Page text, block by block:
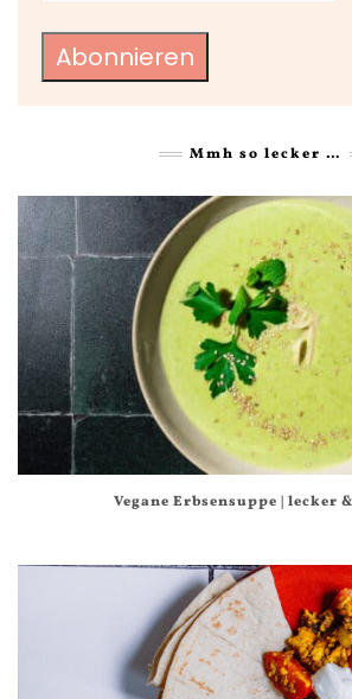
Abonnieren
Mmh so lecker …
Vegane Erbsensuppe | lecker